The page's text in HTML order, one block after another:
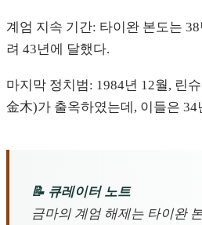
계엄 지속 기간: 타이완 본도는
려 43년에 달했다.
마지막 정치범: 1984년 12월, 린
金木)가 출옥하였는데, 이들은
📝 큐레이터 노트
금마의 계엄 해제는 타이완